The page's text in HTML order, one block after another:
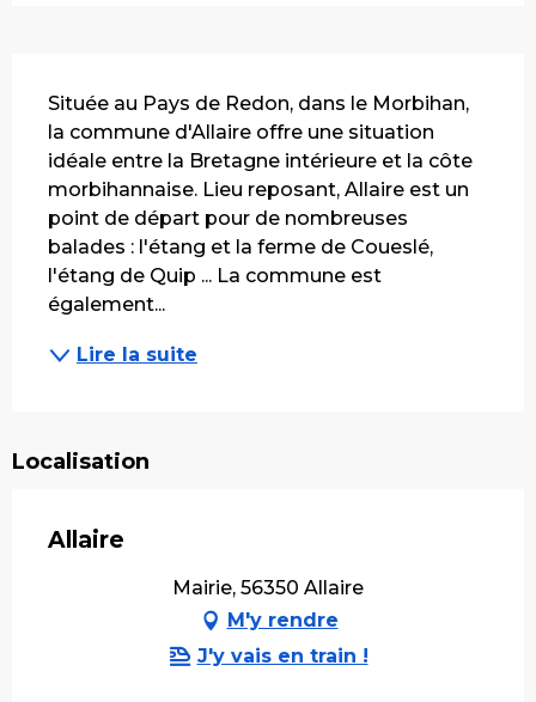
Située au Pays de Redon, dans le Morbihan,
la commune d'Allaire offre une situation
idéale entre la Bretagne intérieure et la côte
morbihannaise. Lieu reposant, Allaire est un
point de départ pour de nombreuses
balades : l'étang et la ferme de Coueslé,
l'étang de Quip ... La commune est
également...
Lire la suite
Localisation
Allaire
Mairie, 56350 Allaire
M'y rendre
J'y vais en train !